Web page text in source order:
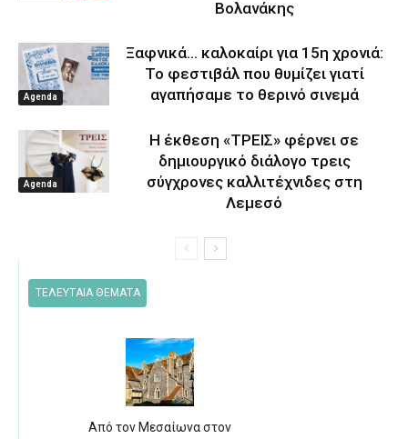
Βολανάκης
Agenda
Ξαφνικά… καλοκαίρι για 15η χρονιά:
Το φεστιβάλ που θυμίζει γιατί
αγαπήσαμε το θερινό σινεμά
Agenda
Η έκθεση «ΤΡΕΙΣ» φέρνει σε
δημιουργικό διάλογο τρεις
σύγχρονες καλλιτέχνιδες στη
Λεμεσό
ΤΕΛΕΥΤΑΙΑ ΘΕΜΑΤΑ
Από τον Μεσαίωνα στον